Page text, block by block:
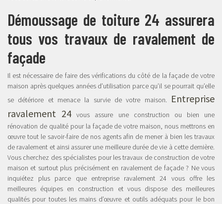
Démoussage de toiture 24 assurera
tous vos travaux de ravalement de
façade
Il est nécessaire de faire des vérifications du côté de la façade de votre
maison après quelques années d’utilisation parce qu’il se pourrait qu’elle
se détériore et menace la survie de votre maison.
Entreprise
ravalement 24 vous assure une construction ou bien une
rénovation de qualité pour la façade de votre maison, nous mettrons en
œuvre tout le savoir-faire de nos agents afin de mener à bien les travaux
de ravalement et ainsi assurer une meilleure durée de vie à cette dernière.
Vous cherchez des spécialistes pour les travaux de construction de votre
maison et surtout plus précisément en ravalement de façade ? Ne vous
inquiétez plus parce que entreprise ravalement 24 vous offre les
meilleures équipes en construction et vous dispose des meilleures
qualités pour toutes les mains d’œuvre et outils adéquats pour le bon